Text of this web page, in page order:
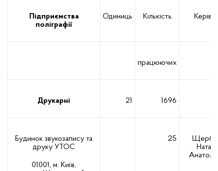
Підприємства
поліграфії
Одиниць Кількість
працюючих
Друкарні 21 1696
Будинок звукозапису та
друку УТОС
01001, м. Київ,
25